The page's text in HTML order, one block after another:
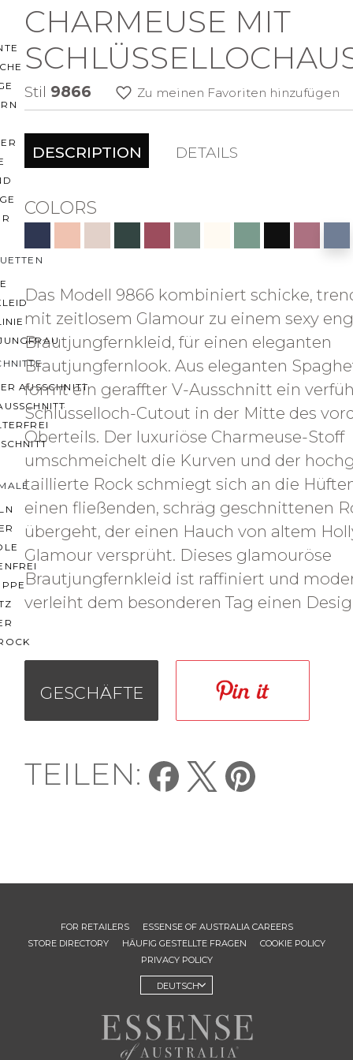
AUSSCHNITT
CHARMEUSE MIT
Stil 9866 Zu meinen Favoriten hinzufügen
DESCRIPTION DETAILS
COLORS
Das Modell 9866 kombiniert schicke,
mit zeitlosem Glamour zu einem sexy
Brautjungfernkleid, für einen eleganten
Brautjungfernlook. Aus eleganten
formt ein geraffter V-Ausschnitt ein
Schlüsselloch-Cutout in der Mitte des
Oberteils. Der luxuriöse Charmeuse-Stoff
umschmeichelt die Kurven und der
taillierte Rock schmiegt sich an die
einen fließenden, schräg geschnittenen
übergeht, der einen Hauch von altem
Glamour versprüht. Dieses glamouröse
Brautjungfernkleid ist raffiniert und
verleiht dem besonderen Tag einen
GESCHÄFTE
TEILEN:
FOR RETAILERS
ESSENSE OF AUSTRALIA CAREERS
STORE DIRECTORY
HÄUFIG GESTELLTE FRAGEN
COOKIE POLICY
PRIVACY POLICY
DEUTSCH